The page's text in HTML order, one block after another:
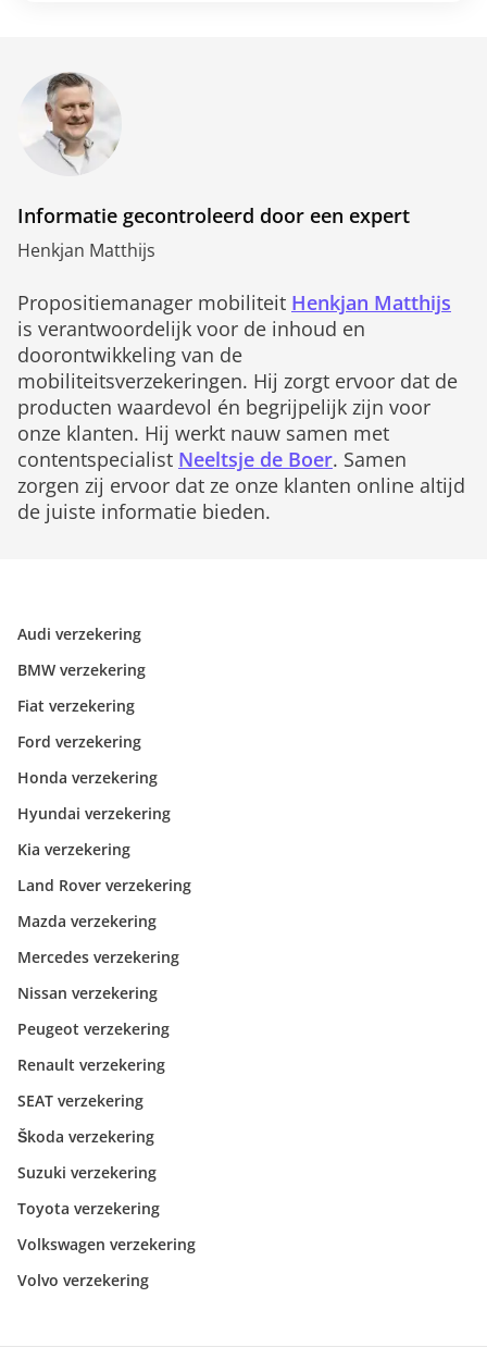
Informatie gecontroleerd door een expert
Henkjan Matthijs
Propositiemanager mobiliteit Henkjan Matthijs
is verantwoordelijk voor de inhoud en
doorontwikkeling van de
mobiliteitsverzekeringen. Hij zorgt ervoor dat de
producten waardevol én begrijpelijk zijn voor
onze klanten. Hij werkt nauw samen met
contentspecialist Neeltsje de Boer. Samen
zorgen zij ervoor dat ze onze klanten online altijd
de juiste informatie bieden.
Audi verzekering
BMW verzekering
Fiat verzekering
Ford verzekering
Honda verzekering
Hyundai verzekering
Kia verzekering
Land Rover verzekering
Mazda verzekering
Mercedes verzekering
Nissan verzekering
Peugeot verzekering
Renault verzekering
SEAT verzekering
Škoda verzekering
Suzuki verzekering
Toyota verzekering
Volkswagen verzekering
Volvo verzekering